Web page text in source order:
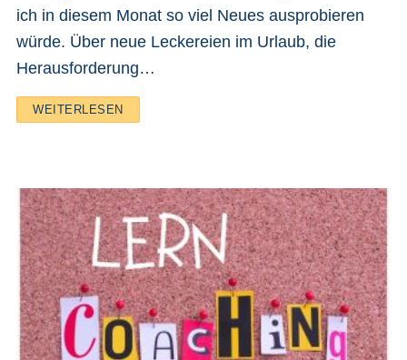
ich in diesem Monat so viel Neues ausprobieren
würde. Über neue Leckereien im Urlaub, die
Herausforderung…
WEITERLESEN